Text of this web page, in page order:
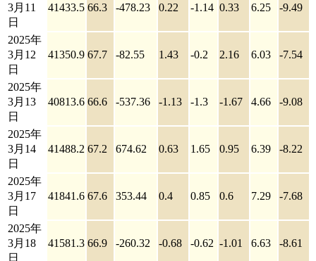
3月11
日
41433.5 66.3 -478.23 0.22 -1.14 0.33 6.25 -9.49
2025年
3月12
日
41350.9 67.7 -82.55 1.43 -0.2 2.16 6.03 -7.54
2025年
3月13
日
40813.6 66.6 -537.36 -1.13 -1.3 -1.67 4.66 -9.08
2025年
3月14
日
41488.2 67.2 674.62 0.63 1.65 0.95 6.39 -8.22
2025年
3月17
日
41841.6 67.6 353.44 0.4 0.85 0.6 7.29 -7.68
2025年
3月18
日
41581.3 66.9 -260.32 -0.68 -0.62 -1.01 6.63 -8.61